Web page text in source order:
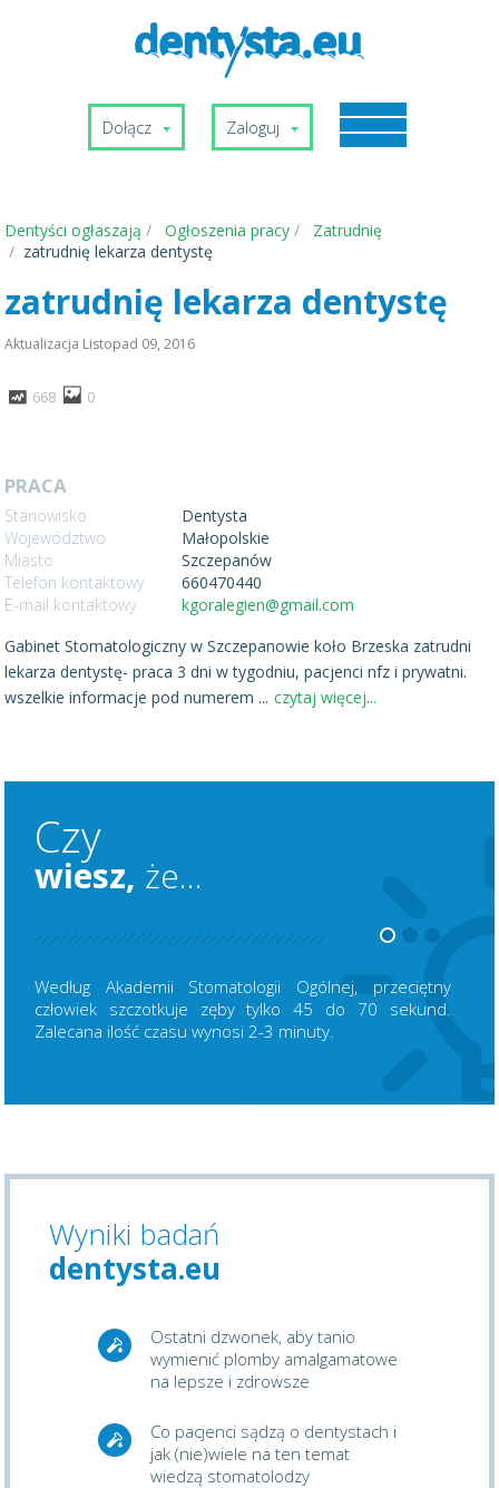
Dołącz Zaloguj
Dentyści ogłaszają Ogłoszenia pracy
Zatrudnię
zatrudnię lekarza dentystę
zatrudnię lekarza dentystę
Aktualizacja Listopad 09, 2016
668 0
PRACA
Stanowisko
Dentysta
Województwo
Małopolskie
Miasto
Szczepanów
Telefon kontaktowy
660470440
E-mail kontaktowy
kgoralegien@gmail.com
Gabinet Stomatologiczny w Szczepanowie koło Brzeska zatrudni
lekarza dentystę- praca 3 dni w tygodniu, pacjenci nfz i prywatni.
wszelkie informacje pod numerem ... czytaj więcej...
Czy
wiesz, że...
Według Akademii Stomatologii Ogólnej, przeciętny
człowiek szczotkuje zęby tylko 45 do 70 sekund.
Zalecana ilość czasu wynosi 2-3 minuty.
Wyniki badań
dentysta.eu
Ostatni dzwonek, aby tanio
wymienić plomby amalgamatowe
na lepsze i zdrowsze
Co pacjenci sądzą o dentystach i
jak (nie)wiele na ten temat
wiedzą stomatolodzy